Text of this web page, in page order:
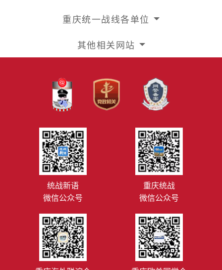
重庆统一战线各单位
其他相关网站
统战新语
微信公众号
重庆统战
微信公众号